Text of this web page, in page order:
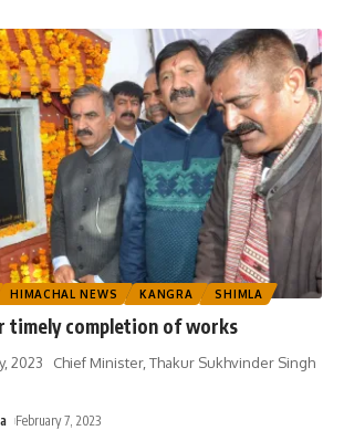
HIMACHAL NEWS KANGRA SHIMLA
timely completion of works
2023 Chief Minister, Thakur Sukhvinder Singh
February 7, 2023